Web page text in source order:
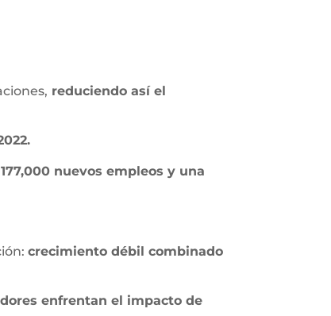
reduciendo así el
nuevos empleos y una
crecimiento débil combinado
enfrentan el impacto de